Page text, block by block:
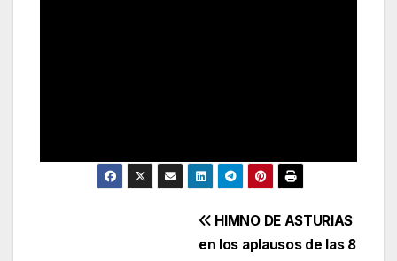
HIMNO DE ASTURIAS
en los aplausos de las 8